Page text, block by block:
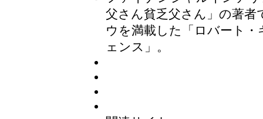
父さん貧乏父さん」の著
ウを満載した「ロバート
ェンス」。